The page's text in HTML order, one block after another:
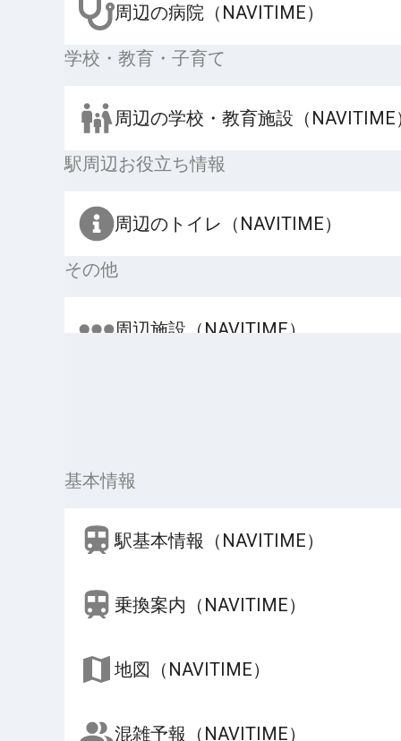
周辺の病院（NAVITIME）
学校・教育・子育て
周辺の学校・教育施設（NAVITIME
駅周辺お役立ち情報
周辺のトイレ（NAVITIME）
その他
周辺施設（NAVITIME）
基本情報
駅基本情報（NAVITIME）
乗換案内（NAVITIME）
地図（NAVITIME）
混雑予報（NAVITIME）